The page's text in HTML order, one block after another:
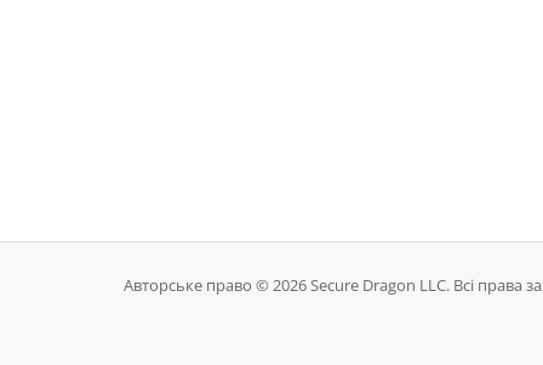
Авторське право © 2026 Secure Dragon LLC. Всі права